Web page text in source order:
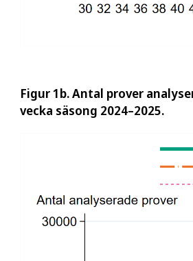
Figur 1b. Antal prover
vecka säsong 2024–2025.